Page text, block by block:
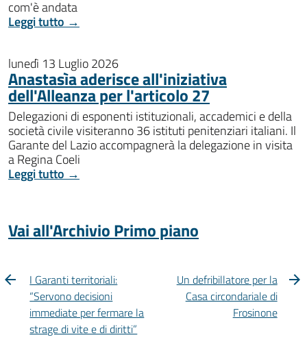
com'è andata
Leggi tutto →
lunedì 13 Luglio 2026
Anastasìa aderisce all'iniziativa
dell'Alleanza per l'articolo 27
Delegazioni di esponenti istituzionali, accademici e della
società civile visiteranno 36 istituti penitenziari italiani. Il
Garante del Lazio accompagnerà la delegazione in visita
a Regina Coeli
Leggi tutto →
Vai all'Archivio Primo piano
I Garanti territoriali:
“Servono decisioni
immediate per fermare la
strage di vite e di diritti”
Un defribillatore per la
Casa circondariale di
Frosinone